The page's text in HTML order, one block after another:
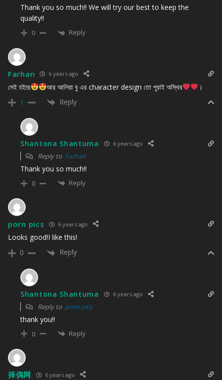
Thank you so much!! We will try our best to keep the
quality!!
0 Reply
Farhan 6 years ago
সেই হইছে আর আলিয়া বু এর character design তো পুরাই অস্থির
।
1
Reply
Shantona Shantuma 6 years ago
Reply to Farhan
Thank you so much!!
0 Reply
porn pics 6 years ago
Looks good!I like this!
0
Reply
Shantona Shantuma 6 years ago
Reply to porn pics
thank you!!
0 Reply
择偶网 6 years ago